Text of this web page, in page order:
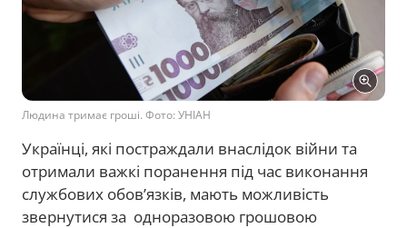
Людина тримає гроші. Фото: УНІАН
Українці, які постраждали внаслідок війни та
отримали важкі поранення під час виконання
службових обов’язків, мають можливість
звернутися за одноразовою грошовою